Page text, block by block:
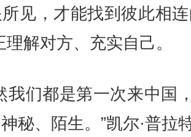
见，才能找到彼此相连
理解对方、充实自己。
们都是第一次来中国
秘、陌生。”凯尔·普拉